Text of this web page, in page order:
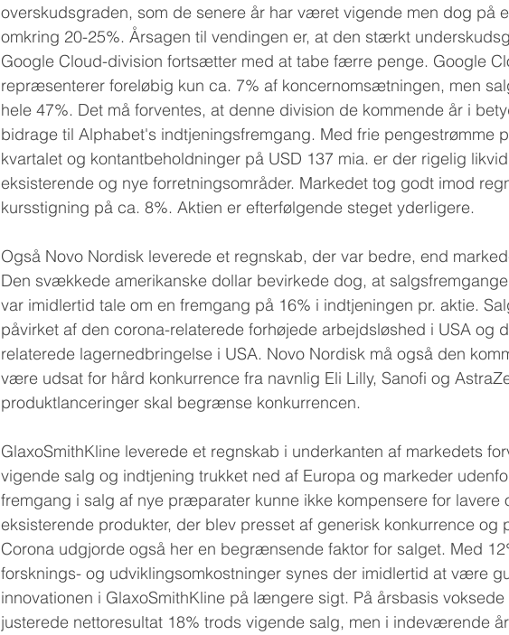
overskudsgraden, som de senere år har været vigende men dog på
omkring 20-25%. Årsagen til vendingen er, at den stærkt
Google Cloud-division fortsætter med at tabe færre penge. Google
repræsenterer foreløbig kun ca. 7% af koncernomsætningen, men
hele 47%. Det må forventes, at denne division de kommende år i
bidrage til Alphabet's indtjeningsfremgang. Med frie pengestrømme
kvartalet og kontantbeholdninger på USD 137 mia. er der rigelig
eksisterende og nye forretningsområder. Markedet tog godt imod
kursstigning på ca. 8%. Aktien er efterfølgende steget yderligere.
Også Novo Nordisk leverede et regnskab, der var bedre, end
Den svækkede amerikanske dollar bevirkede dog, at
var imidlertid tale om en fremgang på 16% i indtjeningen pr. aktie.
påvirket af den corona-relaterede forhøjede arbejdsløshed i USA og
relaterede lagernedbringelse i USA. Novo Nordisk må også den
være udsat for hård konkurrence fra navnlig Eli Lilly, Sanofi og
produktlanceringer skal begrænse konkurrencen.
GlaxoSmithKline leverede et regnskab i underkanten af markedets
vigende salg og indtjening trukket ned af Europa og markeder
fremgang i salg af nye præparater kunne ikke kompensere for
eksisterende produkter, der blev presset af generisk konkurrence og
Corona udgjorde også her en begrænsende faktor for salget. Med
forsknings- og udviklingsomkostninger synes der imidlertid at være
innovationen i GlaxoSmithKline på længere sigt. På årsbasis
justerede nettoresultat 18% trods vigende salg, men i indeværende